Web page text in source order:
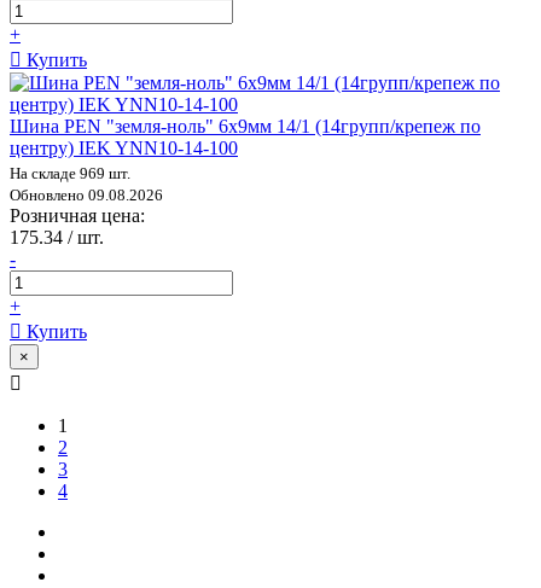
+
Купить
Шина PEN "земля-ноль" 6х9мм 14/1 (14групп/крепеж по
центру) IEK YNN10-14-100
На складе 969 шт.
Обновлено 09.08.2026
Розничная цена:
175.34 / шт.
-
+
Купить
×
1
2
3
4